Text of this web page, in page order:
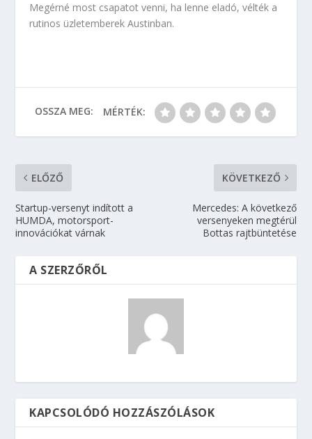
Megérné most csapatot venni, ha lenne eladó, vélték a
rutinos üzletemberek Austinban.
OSSZA MEG: MÉRTÉK:
ELŐZŐ
Startup-versenyt indított a
HUMDA, motorsport-
innovációkat várnak
KÖVETKEZŐ
Mercedes: A következő
versenyeken megtérül
Bottas rajtbüntetése
A SZERZŐRŐL
KAPCSOLÓDÓ HOZZÁSZÓLÁSOK